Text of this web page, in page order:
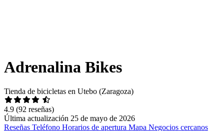
Adrenalina Bikes
Tienda de bicicletas en Utebo (Zaragoza)
4.9 (92 reseñas)
Última actualización 25 de mayo de 2026
Reseñas Teléfono Horarios de apertura Mapa Negocios cercanos